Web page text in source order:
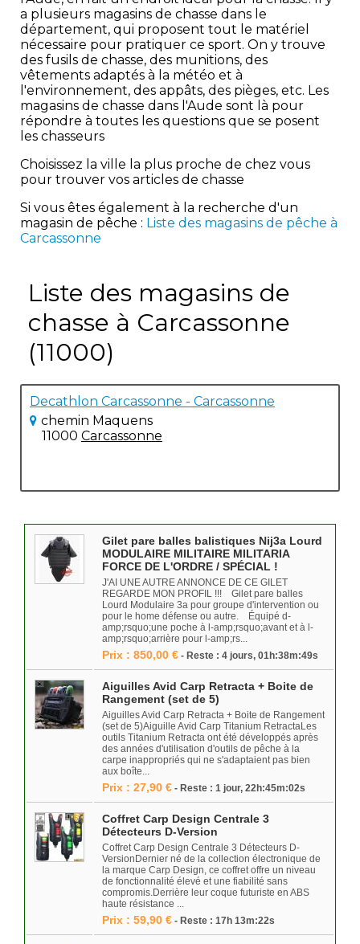
a plusieurs magasins de chasse dans le
département, qui proposent tout le matériel
nécessaire pour pratiquer ce sport. On y trouve
des fusils de chasse, des munitions, des
vêtements adaptés à la météo et à
l'environnement, des appâts, des pièges, etc. Les
magasins de chasse dans l'Aude sont là pour
répondre à toutes les questions que se posent
les chasseurs
Choisissez la ville la plus proche de chez vous
pour trouver vos articles de chasse
Si vous êtes également à la recherche d'un
magasin de pêche : Liste des magasins de pêche à
Carcassonne
Liste des magasins de
chasse à Carcassonne
(11000)
Decathlon Carcassonne - Carcassonne
chemin Maquens
11000 Carcassonne
Gilet pare balles balistiques Nij3a Lourd
MODULAIRE MILITAIRE MILITARIA
FORCE DE L'ORDRE / SPÉCIAL !
J'AI UNE AUTRE ANNONCE DE CE GILET
REGARDE MON PROFIL !!! Gilet pare balles
Lourd Modulaire 3a pour groupe d'intervention ou
pour le home défense ou autre. Équipé d-
amp;rsquo;une poche à l-amp;rsquo;avant et à l-
amp;rsquo;arrière pour l-amp;rs...
Prix : 850,00 € - Reste : 4 jours, 01h:38m:49s
Aiguilles Avid Carp Retracta + Boite de
Rangement (set de 5)
Aiguilles Avid Carp Retracta + Boite de Rangement
(set de 5)Aiguille Avid Carp Titanium RetractaLes
outils Titanium Retracta ont été développés après
des années d'utilisation d'outils de pêche à la
carpe inappropriés qui ne s'adaptaient pas bien
aux boîte...
Prix : 27,90 € - Reste : 1 jour, 22h:45m:02s
Coffret Carp Design Centrale 3
Détecteurs D-Version
Coffret Carp Design Centrale 3 Détecteurs D-
VersionDernier né de la collection électronique de
la marque Carp Design, ce coffret offre un niveau
de fonctionnalité élevé et une fiabilité sans
compromis.Derrière leur coque futuriste en ABS
haute résistance ...
Prix : 59,90 € - Reste : 17h 13m:22s